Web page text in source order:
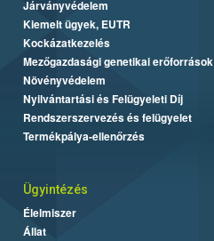
Járványvédelem
Kiemelt ügyek, EUTR
Kockázatkezelés
Mezőgazdasági genetikai erőforrások
Növényvédelem
Nyilvántartási és Felügyeleti Díj
Rendszerszervezés és felügyelet
Termékpálya-ellenőrzés
Ügyintézés
Élelmiszer
Állat